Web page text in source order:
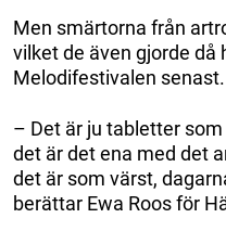
Men smärtorna från
vilket de även gjorde då
Melodifestivalen senast.
– Det är ju tabletter
det är det ena med det
det är som värst,
berättar Ewa Roos för